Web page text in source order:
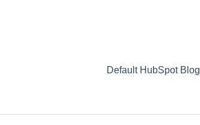
Default HubSpot Blog